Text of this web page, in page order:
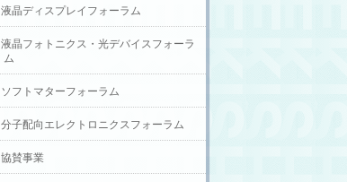
液晶ディスプレイフォーラム
液晶フォトニクス・光デバイスフォーラ
ム
ソフトマターフォーラム
分子配向エレクトロニクスフォーラム
協賛事業